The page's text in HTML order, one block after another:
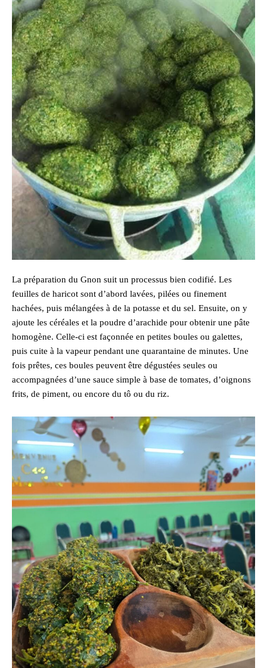
La préparation du Gnon suit un processus bien codifié. Les
feuilles de haricot sont d’abord lavées, pilées ou finement
hachées, puis mélangées à de la potasse et du sel. Ensuite, on y
ajoute les céréales et la poudre d’arachide pour obtenir une pâte
homogène. Celle-ci est façonnée en petites boules ou galettes,
puis cuite à la vapeur pendant une quarantaine de minutes. Une
fois prêtes, ces boules peuvent être dégustées seules ou
accompagnées d’une sauce simple à base de tomates, d’oignons
frits, de piment, ou encore du tô ou du riz.